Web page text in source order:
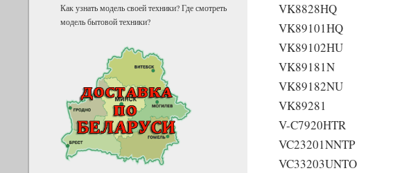
Как узнать модель своей техники? Где смотреть
модель бытовой техники?
VK8828HQ
VK89101HQ
VK89102HU
VK89181N
VK89182NU
VK89281
V-C7920HTR
VC23201NNTP
VC33203UNTO